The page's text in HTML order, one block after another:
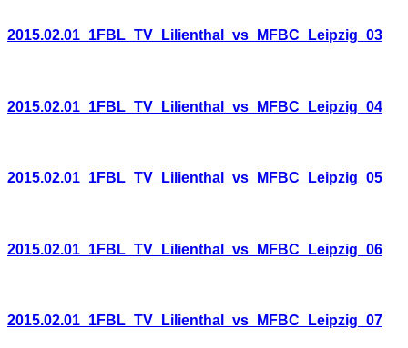
2015.02.01_1FBL_TV_Lilienthal_vs_MFBC_Leipzig_03
2015.02.01_1FBL_TV_Lilienthal_vs_MFBC_Leipzig_04
2015.02.01_1FBL_TV_Lilienthal_vs_MFBC_Leipzig_05
2015.02.01_1FBL_TV_Lilienthal_vs_MFBC_Leipzig_06
2015.02.01_1FBL_TV_Lilienthal_vs_MFBC_Leipzig_07